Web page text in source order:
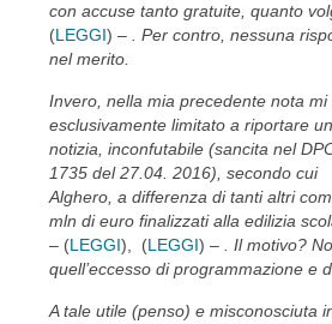
con accuse tanto gratuite, quanto
(LEGGI) – . Per contro, nessuna
nel merito.
Invero, nella mia precedente nota mi
esclusivamente limitato a riportare
notizia, inconfutabile (sancita nel
1735 del 27.04. 2016), secondo cui
Alghero, a differenza di tanti altri
mln di euro finalizzati alla edilizia
– (LEGGI), (LEGGI) – . Il motivo?
quell’eccesso di programmazione e
A tale utile (penso) e misconosciuta